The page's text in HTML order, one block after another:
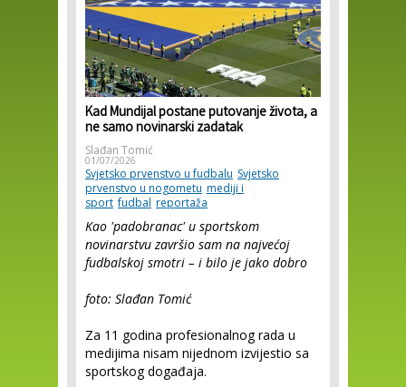
Kad Mundijal postane putovanje života, a
ne samo novinarski zadatak
Slađan Tomić
01/07/2026
Svjetsko prvenstvo u fudbalu Svjetsko
prvenstvo u nogometu mediji i
sport fudbal reportaža
Kao 'padobranac' u sportskom
novinarstvu završio sam na najvećoj
fudbalskoj smotri – i bilo je jako dobro
foto: Slađan Tomić
Za 11 godina profesionalnog rada u
medijima nisam nijednom izvijestio sa
sportskog događaja.